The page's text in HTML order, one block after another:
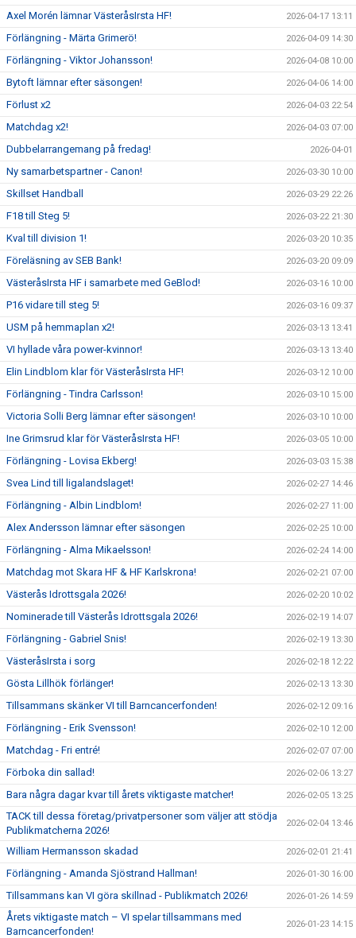
Axel Morén lämnar VästeråsIrsta HF! 2026-04-17 13:11
Förlängning - Märta Grimerö! 2026-04-09 14:30
Förlängning - Viktor Johansson! 2026-04-08 10:00
Bytoft lämnar efter säsongen! 2026-04-06 14:00
Förlust x2 2026-04-03 22:54
Matchdag x2! 2026-04-03 07:00
Dubbelarrangemang på fredag! 2026-04-01
Ny samarbetspartner - Canon! 2026-03-30 10:00
Skillset Handball 2026-03-29 22:26
F18 till Steg 5! 2026-03-22 21:30
Kval till division 1! 2026-03-20 10:35
Föreläsning av SEB Bank! 2026-03-20 09:09
VästeråsIrsta HF i samarbete med GeBlod! 2026-03-16 10:00
P16 vidare till steg 5! 2026-03-16 09:37
USM på hemmaplan x2! 2026-03-13 13:41
VI hyllade våra power-kvinnor! 2026-03-13 13:40
Elin Lindblom klar för VästeråsIrsta HF! 2026-03-12 10:00
Förlängning - Tindra Carlsson! 2026-03-10 15:00
Victoria Solli Berg lämnar efter säsongen! 2026-03-10 10:00
Ine Grimsrud klar för VästeråsIrsta HF! 2026-03-05 10:00
Förlängning - Lovisa Ekberg! 2026-03-03 15:38
Svea Lind till ligalandslaget! 2026-02-27 14:46
Förlängning - Albin Lindblom! 2026-02-27 11:00
Alex Andersson lämnar efter säsongen 2026-02-25 10:00
Förlängning - Alma Mikaelsson! 2026-02-24 14:00
Matchdag mot Skara HF & HF Karlskrona! 2026-02-21 07:00
Västerås Idrottsgala 2026! 2026-02-20 10:02
Nominerade till Västerås Idrottsgala 2026! 2026-02-19 14:07
Förlängning - Gabriel Snis! 2026-02-19 13:30
VästeråsIrsta i sorg 2026-02-18 12:22
Gösta Lillhök förlänger! 2026-02-13 13:30
Tillsammans skänker VI till Barncancerfonden! 2026-02-12 09:16
Förlängning - Erik Svensson! 2026-02-10 12:00
Matchdag - Fri entré! 2026-02-07 07:00
Förboka din sallad! 2026-02-06 13:27
Bara några dagar kvar till årets viktigaste matcher! 2026-02-05 13:25
TACK till dessa företag/privatpersoner som väljer att stödja
Publikmatcherna 2026!
2026-02-04 13:46
William Hermansson skadad 2026-02-01 21:41
Förlängning - Amanda Sjöstrand Hallman! 2026-01-30 16:00
Tillsammans kan VI göra skillnad - Publikmatch 2026! 2026-01-26 14:59
Årets viktigaste match – VI spelar tillsammans med
Barncancerfonden!
2026-01-23 14:15